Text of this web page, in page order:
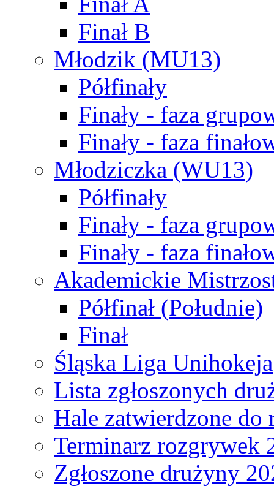
Finał B
Młodzik (MU13)
Półfinały
Finały - faza
Finały - faza
Młodziczka (WU13)
Półfinały
Finały - faza
Finały - faza
Akademickie
Półfinał (Południe)
Finał
Śląska Liga Unihokeja
Lista zgłoszonych
Hale zatwierdzone do
Terminarz rozgrywek
Zgłoszone drużyny